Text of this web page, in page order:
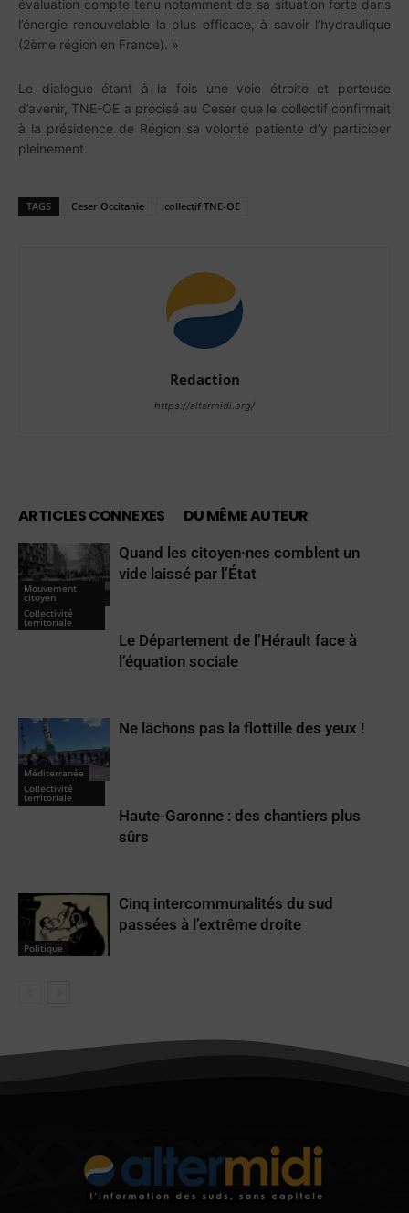
évaluation compte tenu notamment de sa situation forte dans
l’énergie renouvelable la plus efficace, à savoir l’hydraulique
(2ème région en France). »
Le dialogue étant à la fois une voie étroite et porteuse
d’avenir, TNE-OE a précisé au Ceser que le collectif confirmait
à la présidence de Région sa volonté patiente d’y participer
pleinement.
TAGS Ceser Occitanie collectif TNE-OE
Redaction
https://altermidi.org/
ARTICLES CONNEXES DU MÊME AUTEUR
Mouvement
citoyen
Quand les citoyen·nes comblent un
vide laissé par l’État
Collectivité
territoriale
Le Département de l’Hérault face à
l’équation sociale
Méditerranée
Ne lâchons pas la flottille des yeux !
Collectivité
territoriale
Haute-Garonne : des chantiers plus
sûrs
Politique
Cinq intercommunalités du sud
passées à l’extrême droite